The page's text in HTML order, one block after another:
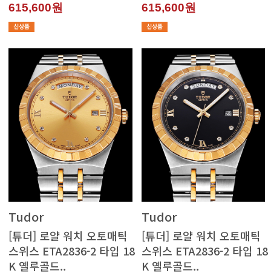
615,600원 615,600원
Tudor
K 옐루골드..
Tudor
K 옐루골드..